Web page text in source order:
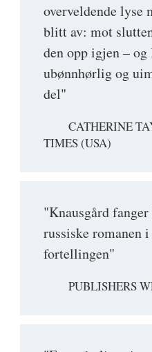
overveldende lyse
blitt av: mot
den opp igjen – og
ubønnhørlig og
del"
CATHERINE
TIMES (USA)
"Knausgård
russiske romanen
fortellingen"
PUBLISHERS